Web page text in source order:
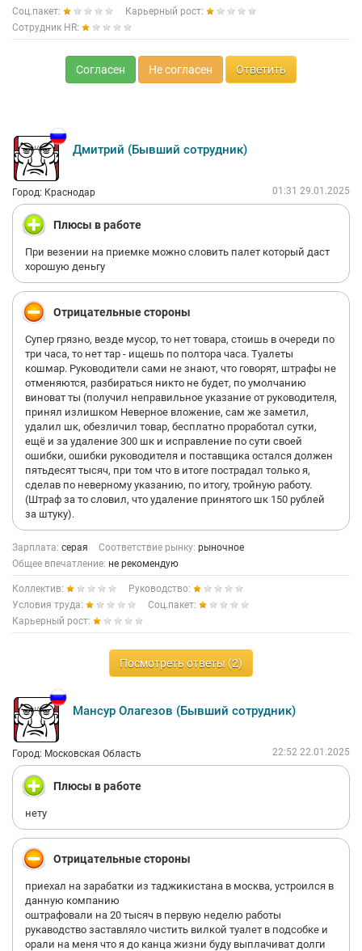
Соц.пакет:
Карьерный рост:
Сотрудник HR:
Согласен Не согласен Ответить
Дмитрий (Бывший сотрудник)
Город: Краснодар 01:31 29.01.2025
Плюсы в работе
При везении на приемке можно словить палет который даст
хорошую деньгу
Отрицательные стороны
Супер грязно, везде мусор, то нет товара, стоишь в очереди по
три часа, то нет тар - ищешь по полтора часа. Туалеты
кошмар. Руководители сами не знают, что говорят, штрафы не
отменяются, разбираться никто не будет, по умолчанию
виноват ты (получил неправильное указание от руководителя,
принял излишком Неверное вложение, сам же заметил,
удалил шк, обезличил товар, бесплатно проработал сутки,
ещё и за удаление 300 шк и исправление по сути своей
ошибки, ошибки руководителя и поставщика остался должен
пятьдесят тысяч, при том что в итоге пострадал только я,
сделав по неверному указанию, по итогу, тройную работу.
(Штраф за то словил, что удаление принятого шк 150 рублей
за штуку).
Зарплата: серая Соответствие рынку: рыночное
Общее впечатление: не рекомендую
Коллектив:
Руководство:
Условия труда:
Соц.пакет:
Карьерный рост:
Посмотреть ответы (2)
Мансур Олагезов (Бывший сотрудник)
Город: Московская Область 22:52 22.01.2025
Плюсы в работе
нету
Отрицательные стороны
приехал на зарабатки из таджикистана в москва, устроился в
данную компанию
оштрафовали на 20 тысяч в первую неделю работы
рукаводство заставляло чистить вилкой туалет в подсобке и
орали на меня что я до канца жизни буду выплачиват долги